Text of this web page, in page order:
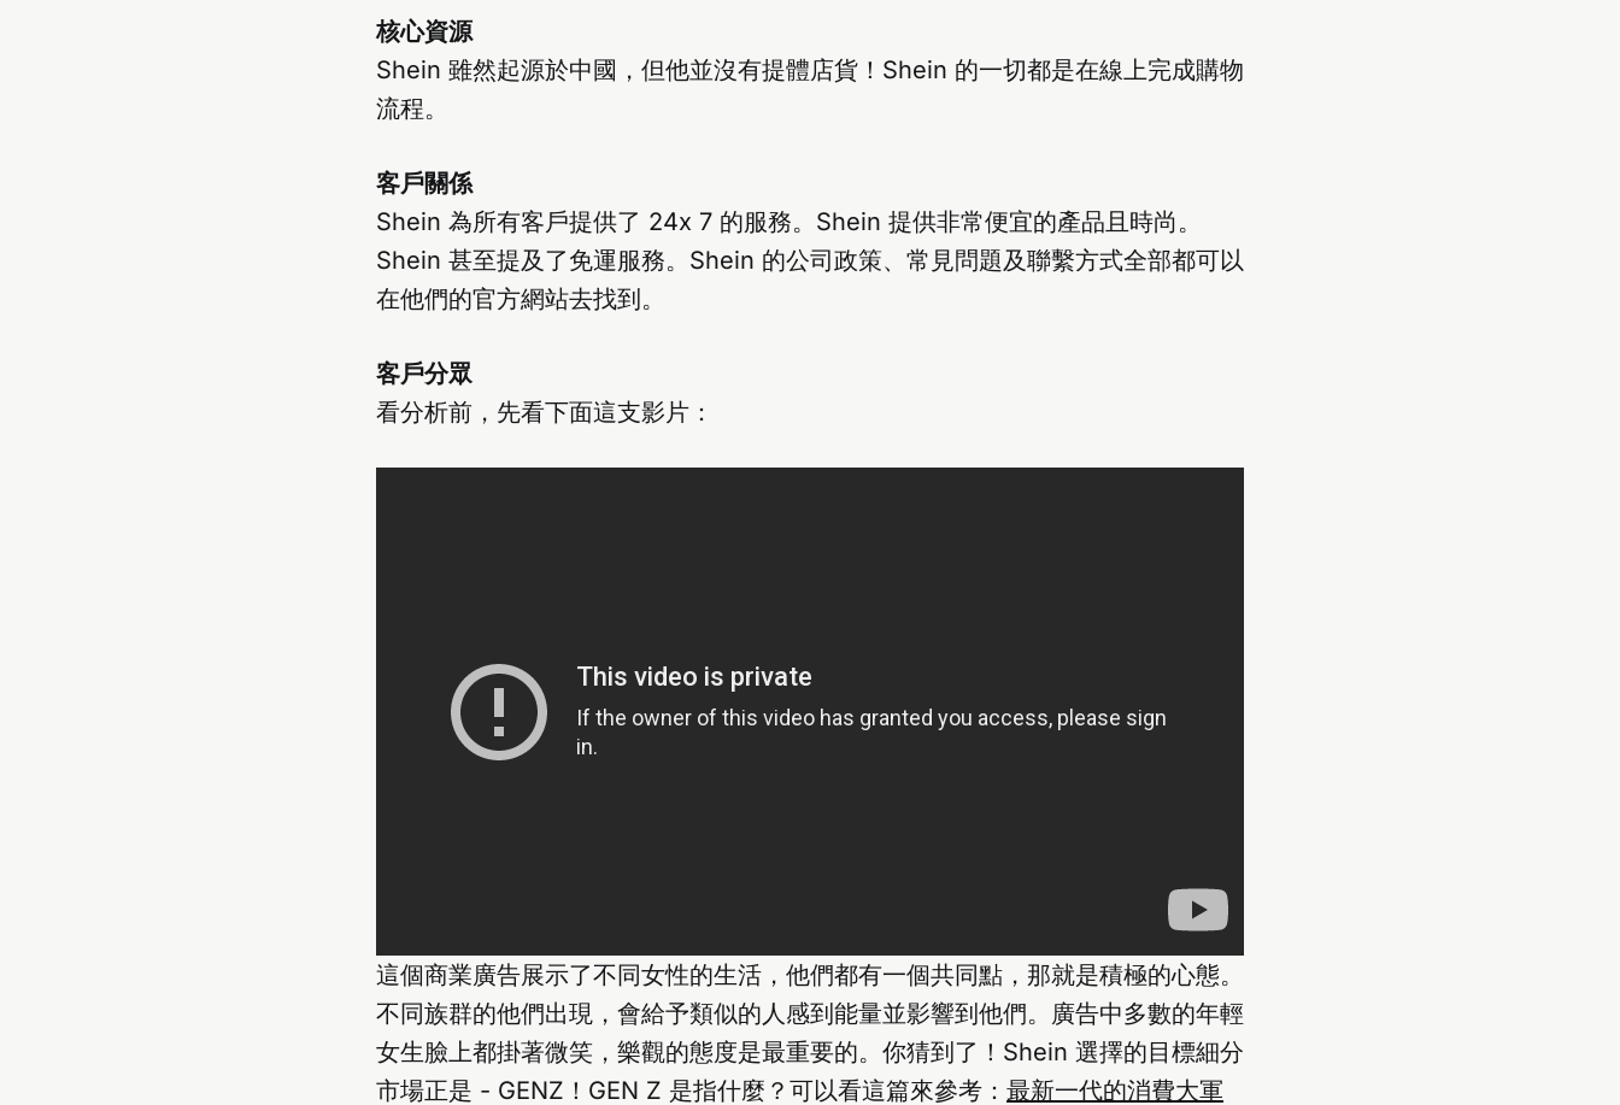
核心資源
Shein 雖然起源於中國，但他並沒有提體店貨！Shein 的一切都是在線上完成購物
流程。
客戶關係
Shein 為所有客戶提供了 24x 7 的服務。Shein 提供非常便宜的產品且時尚。
Shein 甚至提及了免運服務。Shein 的公司政策、常見問題及聯繫方式全部都可以
在他們的官方網站去找到。
客戶分眾
看分析前，先看下面這支影片：
這個商業廣告展示了不同女性的生活，他們都有一個共同點，那就是積極的心態。
不同族群的他們出現，會給予類似的人感到能量並影響到他們。廣告中多數的年輕
女生臉上都掛著微笑，樂觀的態度是最重要的。你猜到了！Shein 選擇的目標細分
市場正是 - GENZ！GEN Z 是指什麼？可以看這篇來參考： 最新一代的消費大軍